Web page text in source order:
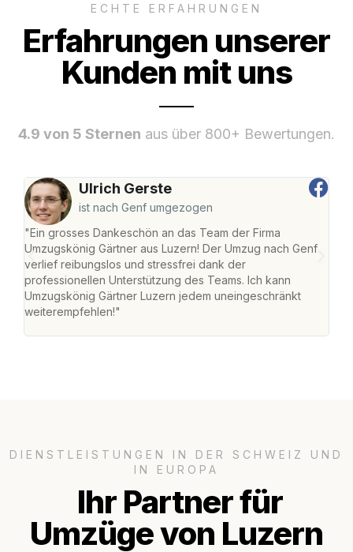
ECHTE ERFAHRUNGEN
Erfahrungen unserer
Kunden mit uns
4.9 von 5 Sternen aus über 800+ Bewertungen.
Ulrich Gerste
ist nach Genf umgezogen
"Ein grosses Dankeschön an das Team der Firma
Umzugskönig Gärtner aus Luzern! Der Umzug nach Genf
verlief reibungslos und stressfrei dank der
professionellen Unterstützung des Teams. Ich kann
Umzugskönig Gärtner Luzern jedem uneingeschränkt
weiterempfehlen!"
DIENSTLEISTUNGEN IN DER SCHWEIZ UND
IN EUROPA
Ihr Partner für
Umzüge von Luzern